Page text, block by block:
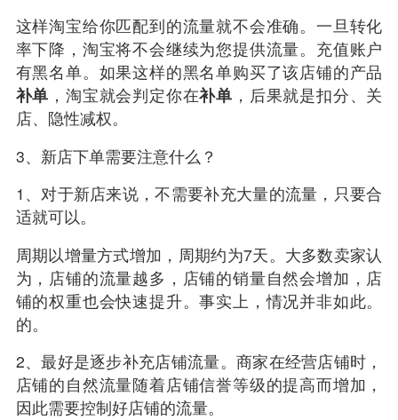
这样淘宝给你匹配到的流量就不会准确。一旦转化
率下降，淘宝将不会继续为您提供流量。充值账户
有黑名单。如果这样的黑名单购买了该店铺的产品
补单 ，淘宝就会判定你在补单 ，后果就是扣分、关
店、隐性减权。
3、新店下单需要注意什么？
1、对于新店来说，不需要补充大量的流量，只要合
适就可以。
周期以增量方式增加，周期约为7天。大多数卖家认
为，店铺的流量越多，店铺的销量自然会增加，店
铺的权重也会快速提升。事实上，情况并非如此。
的。
2、最好是逐步补充店铺流量。商家在经营店铺时，
店铺的自然流量随着店铺信誉等级的提高而增加，
因此需要控制好店铺的流量。